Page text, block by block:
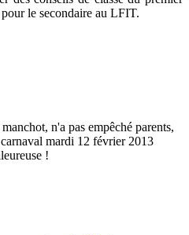
le secondaire au LFIT.
n'a pas empêché parents,
mardi 12 février 2013
!